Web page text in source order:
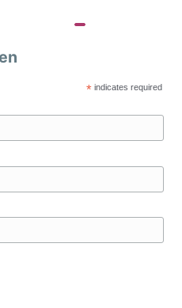
* indicates required